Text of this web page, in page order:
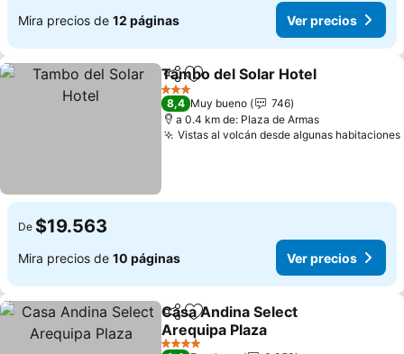
Mira precios de 12 páginas Ver precios
Compartir
Agregar a favoritos
Tambo del Solar Hotel
3 Estrellas
8,4 Muy bueno
746
a 0.4 km de: Plaza de Armas
Vistas al volcán desde algunas habitaciones
De $19.563
Mira precios de 10 páginas Ver precios
CompartirAgregar a favoritos
Casa Andina Select
Arequipa Plaza
Ver precios
4 Estrellas